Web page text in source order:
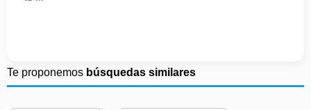
Te proponemos búsquedas similares